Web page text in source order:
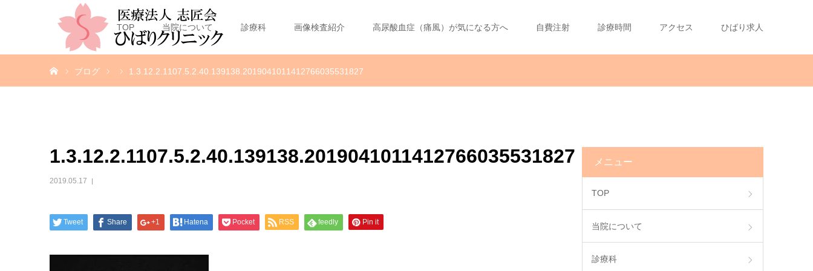
TOP 当院について 診療科 画像検査紹介 高尿酸血症（痛風）が気になる方へ 自費注射 診療時間 アクセス ひばり求人
ブログ 1.3.12.2.1107.5.2.40.139138.2019041011412766035531827
1.3.12.2.1107.5.2.40.139138.2019041011412766035531827
2019.05.17
Tweet Share +1 Hatena Pocket RSS feedly Pin it
メニュー
TOP
当院について
診療科